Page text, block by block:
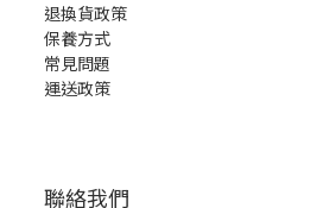
退換貨政策
保養方式
常見問題
運送政策
聯絡我們